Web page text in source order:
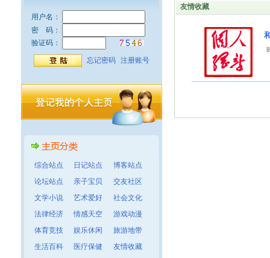
用户名：
密 码：
验证码：
忘记密码 注册账号
综合站点 日记站点
博客站点
论坛站点
亲子宝贝
交友社区
文学小说
艺术爱好
社会文化
法律经济
情感天空
游戏动漫
体育竞技
娱乐休闲
旅游地带
生活百科
医疗保健
友情收藏
友情收藏